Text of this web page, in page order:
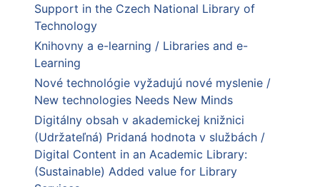
Support in the Czech National Library of
Technology
Knihovny a e-learning / Libraries and e-
Learning
Nové technológie vyžadujú nové myslenie /
New technologies Needs New Minds
Digitálny obsah v akademickej knižnici
(Udržateľná) Pridaná hodnota v službách /
Digital Content in an Academic Library:
(Sustainable) Added value for Library